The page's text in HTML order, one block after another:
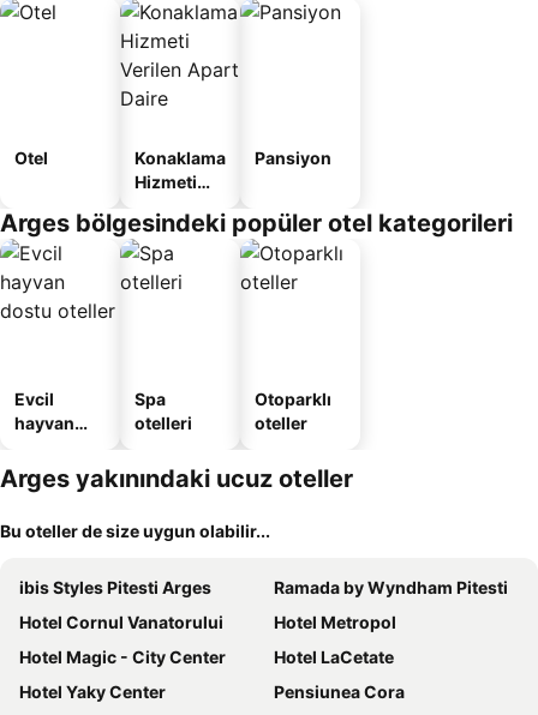
Otel
Konaklama
Hizmeti
Apart
Daire
Pansiyon
Arges bölgesindeki popüler otel kategorileri
Evcil
hayvan
oteller
Spa
otelleri
Otoparklı
oteller
Arges yakınındaki ucuz oteller
Bu oteller de size uygun olabilir...
ibis Styles Pitesti Arges
Ramada by Wyndham Pitesti
Hotel Cornul Vanatorului
Hotel Metropol
Hotel Magic - City Center
Hotel LaCetate
Hotel Yaky Center
Pensiunea Cora